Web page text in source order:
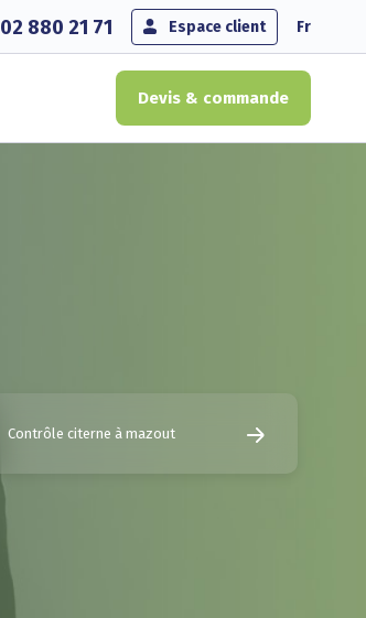
02 880 21 71 Espace client Fr
Devis & commande
Contrôle citerne à mazout